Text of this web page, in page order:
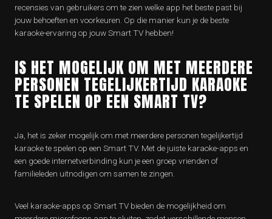
recensies van gebruikers om te zien welke app het beste past bij
jouw behoeften en voorkeuren. Op die manier kun je de beste
karaoke-ervaring op jouw Smart TV hebben!
IS HET MOGELIJK OM MET MEERDERE
PERSONEN TEGELIJKERTIJD KARAOKE
TE SPELEN OP EEN SMART TV?
Ja, het is zeker mogelijk om met meerdere personen tegelijkertijd
karaoke te spelen op een Smart TV. Met de juiste karaoke-apps en
een goede internetverbinding kun je een groep vrienden of
familieleden uitnodigen om samen te zingen.
Veel karaoke-apps op Smart TV bieden de mogelijkheid om